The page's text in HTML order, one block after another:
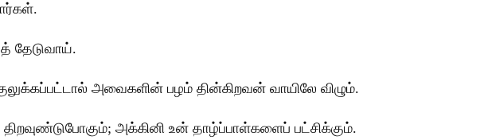
தேடுவாய்.
அவைகளின் பழம் தின்கிறவன் வாயிலே விழும்.
அக்கினி உன் தாழ்ப்பாள்களைப் பட்சிக்கும்.